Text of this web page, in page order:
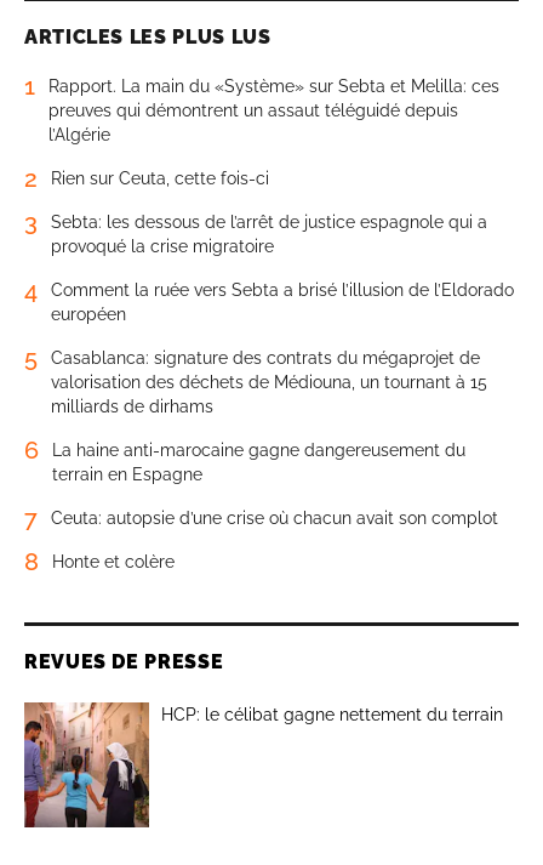
ARTICLES LES PLUS LUS
1
Rapport. La main du «Système» sur Sebta et Melilla: ces
preuves qui démontrent un assaut téléguidé depuis
l’Algérie
2 Rien sur Ceuta, cette fois-ci
3
Sebta: les dessous de l’arrêt de justice espagnole qui a
provoqué la crise migratoire
4
Comment la ruée vers Sebta a brisé l’illusion de l’Eldorado
européen
5
Casablanca: signature des contrats du mégaprojet de
valorisation des déchets de Médiouna, un tournant à 15
milliards de dirhams
6
La haine anti-marocaine gagne dangereusement du
terrain en Espagne
7 Ceuta: autopsie d’une crise où chacun avait son complot
8 Honte et colère
REVUES DE PRESSE
HCP: le célibat gagne nettement du terrain